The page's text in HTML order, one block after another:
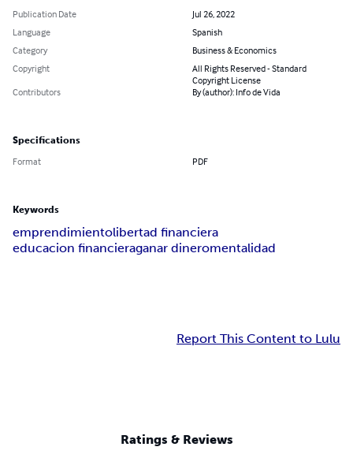
Publication Date
Jul 26, 2022
Language
Spanish
Category
Business & Economics
Copyright
All Rights Reserved - Standard
Copyright License
Contributors
By (author): Info de Vida
Specifications
Format PDF
Keywords
emprendimientolibertad financiera
educacion financieraganar dineromentalidad
Report This Content to Lulu
Ratings & Reviews